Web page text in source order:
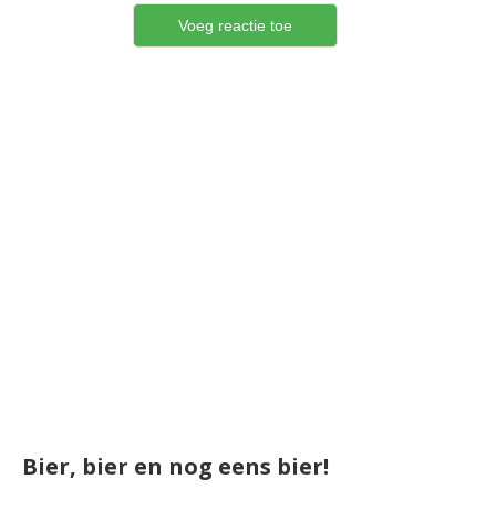
Bier, bier en nog eens bier!